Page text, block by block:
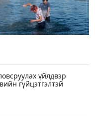
үйлдвэр
гүйцэтгэлтэй